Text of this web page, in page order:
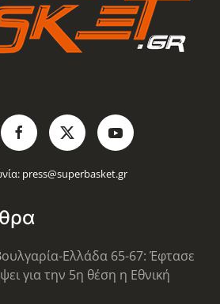
press@superbasket.gr
Ελλάδα 65-67: Έφτασε
για την 5η θέση η Εθνική